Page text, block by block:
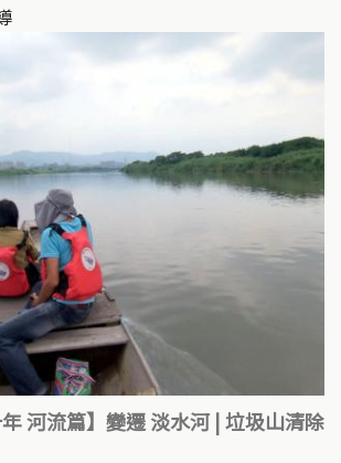
k o
k
年 河流篇】變遷 淡水河 | 垃圾山清除